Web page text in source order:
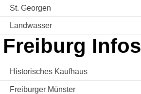
St. Georgen
Landwasser
Freiburg Infos
Historisches Kaufhaus
Freiburger Münster